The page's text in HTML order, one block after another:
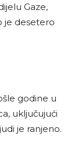
Gaze,
je desetero
godine u
uključujući
je ranjeno.